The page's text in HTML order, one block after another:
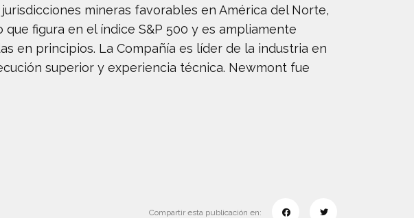
mineras favorables en América del Norte,
figura en el índice S&P 500 y es ampliamente
en principios. La Compañía es líder de la industria en
superior y experiencia técnica. Newmont fue
Compartir esta publicación en: